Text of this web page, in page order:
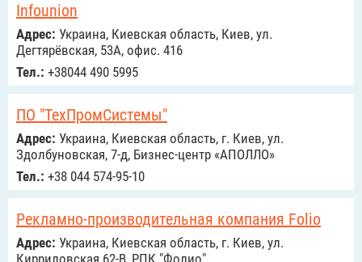
Infounion
Адрес: Украина, Киевская область, Киев, ул.
Дегтярёвская, 53А, офис. 416
Тел.: +38044 490 5995
ПО "ТехПромСистемы"
Адрес: Украина, Киевская область, г. Киев, ул.
Здолбуновская, 7-д, Бизнес-центр «АПОЛЛО»
Тел.: +38 044 574-95-10
Рекламно-производительная компания Folio
Адрес: Украина, Киевская область, г. Киев, ул.
Кирриловская 62-В, РПК "Фолио"